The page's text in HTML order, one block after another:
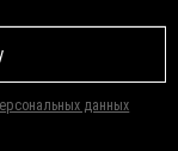
данных